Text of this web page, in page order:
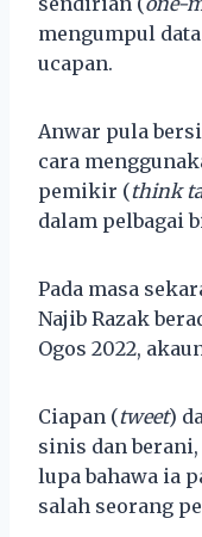
mengumpul
ucapan.
Anwar pula
cara
pemikir (think
dalam pelbagai
Pada masa
Najib Razak
Ogos 2022,
Ciapan (tweet)
sinis dan
lupa bahawa ia
salah seorang